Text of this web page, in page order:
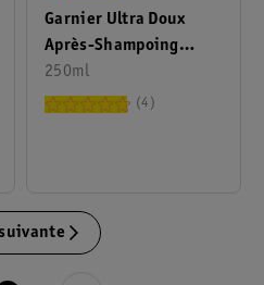
Garnier Ultra Doux
Après-Shampoing
Camomille Ensoleillée
Et Miel De Fleurs
250ml
4
suivante